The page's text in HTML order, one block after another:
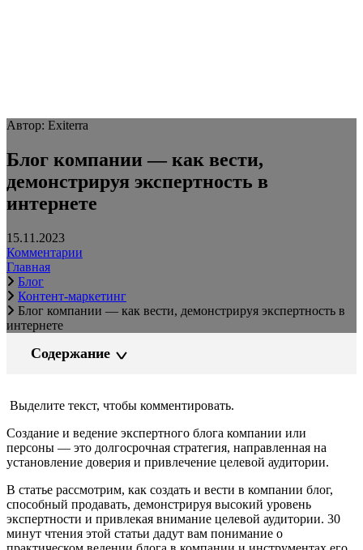
Автор: Exiterra
Блог компании — как вести,
демонстрируя экспертность в
интернете
15.11.2023
Комментарии
Главная
Блог
Контент-маркетинг
Блог компании — как вести, демонстрируя экспертность в
интернете
Содержание
Выделите текст, чтобы комментировать.
Создание и ведение экспертного блога компании или
персоны — это долгосрочная стратегия, направленная на
установление доверия и привлечение целевой аудитории.
В статье рассмотрим, как создать и вести в компании блог,
способный продавать, демонстрируя высокий уровень
экспертности и привлекая внимание целевой аудитории. 30
минут чтения этой статьи дадут вам понимание о